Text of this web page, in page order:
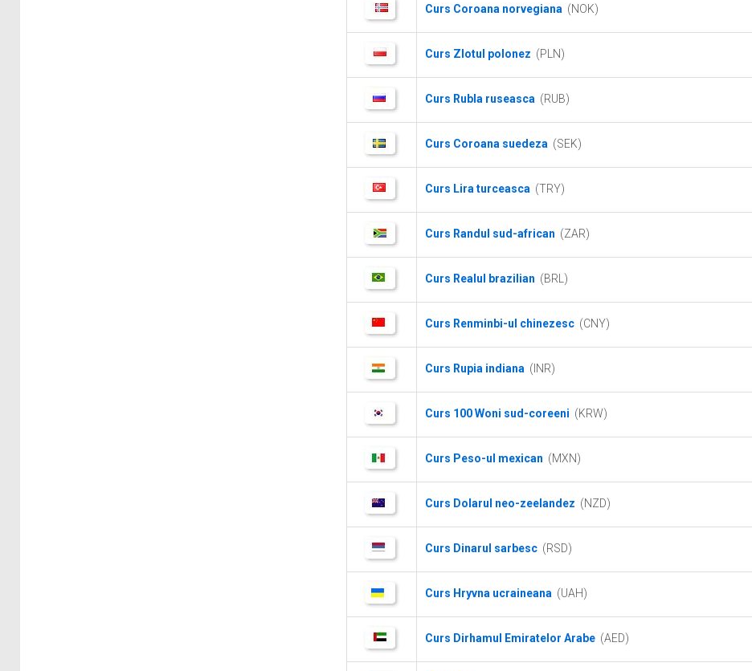
Curs Coroana norvegiana (NOK)
Curs Zlotul polonez (PLN)
Curs Rubla ruseasca (RUB)
Curs Coroana suedeza (SEK)
Curs Lira turceasca (TRY)
Curs Randul sud-african (ZAR)
Curs Realul brazilian (BRL)
Curs Renminbi-ul chinezesc (CNY)
Curs Rupia indiana (INR)
Curs 100 Woni sud-coreeni (KRW)
Curs Peso-ul mexican (MXN)
Curs Dolarul neo-zeelandez (NZD)
Curs Dinarul sarbesc (RSD)
Curs Hryvna ucraineana (UAH)
Curs Dirhamul Emiratelor Arabe (AED)